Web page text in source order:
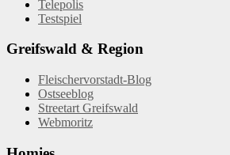
Telepolis
Testspiel
Greifswald & Region
Fleischervorstadt-Blog
Ostseeblog
Streetart Greifswald
Webmoritz